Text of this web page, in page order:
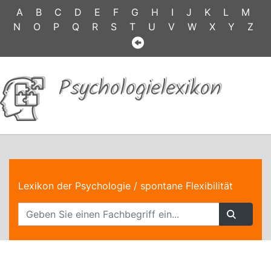
A B C D E F G H I J K L
M
N
O P Q R S T U V W X Y Z
Psychologielexikon
Lexikon der Psychologie / spontane Flexibilität